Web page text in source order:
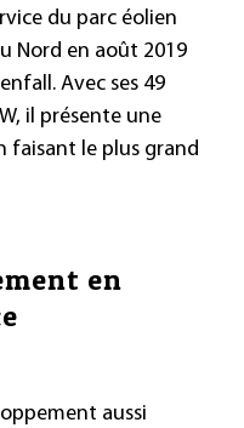
du parc éolien
Nord en août 2019
Avec ses 49
il présente une
faisant le plus grand
en
aussi